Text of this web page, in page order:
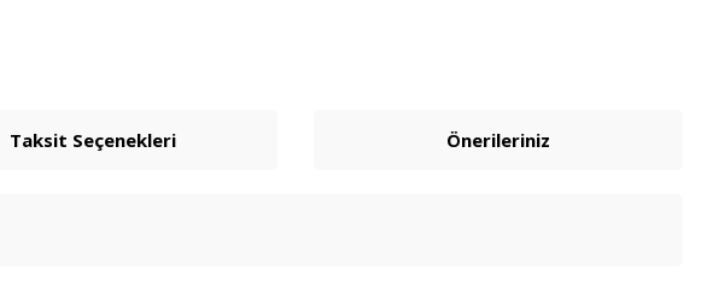
Taksit Seçenekleri Önerileriniz